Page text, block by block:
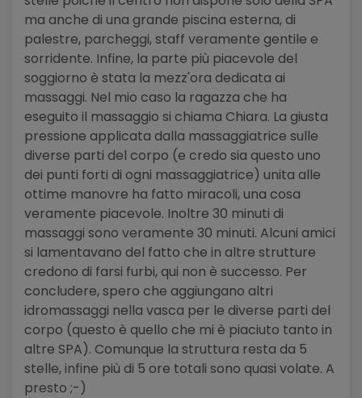
ma anche di una grande piscina esterna, di
palestre, parcheggi, staff veramente gentile e
sorridente. Infine, la parte più piacevole del
soggiorno è stata la mezz'ora dedicata ai
massaggi. Nel mio caso la ragazza che ha
eseguito il massaggio si chiama Chiara. La giusta
pressione applicata dalla massaggiatrice sulle
diverse parti del corpo (e credo sia questo uno
dei punti forti di ogni massaggiatrice) unita alle
ottime manovre ha fatto miracoli, una cosa
veramente piacevole. Inoltre 30 minuti di
massaggi sono veramente 30 minuti. Alcuni amici
si lamentavano del fatto che in altre strutture
credono di farsi furbi, qui non è successo. Per
concludere, spero che aggiungano altri
idromassaggi nella vasca per le diverse parti del
corpo (questo è quello che mi è piaciuto tanto in
altre SPA). Comunque la struttura resta da 5
stelle, infine più di 5 ore totali sono quasi volate. A
presto ;-)